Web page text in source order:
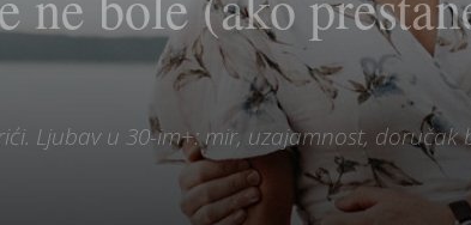
Ljubav u 30-im+: mir, uzajamnost,